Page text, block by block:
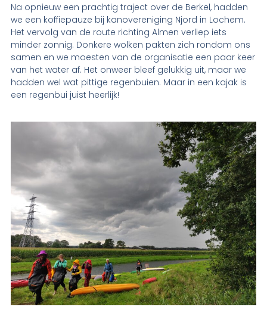
Na opnieuw een prachtig traject over de Berkel, hadden
we een koffiepauze bij kanovereniging Njord in Lochem.
Het vervolg van de route richting Almen verliep iets
minder zonnig. Donkere wolken pakten zich rondom ons
samen en we moesten van de organisatie een paar keer
van het water af. Het onweer bleef gelukkig uit, maar we
hadden wel wat pittige regenbuien. Maar in een kajak is
een regenbui juist heerlijk!